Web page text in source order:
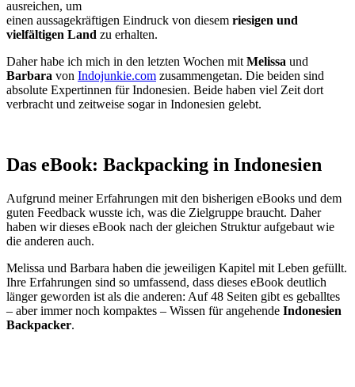
ausreichen, um
einen aussagekräftigen Eindruck von diesem riesigen und
vielfältigen Land zu erhalten.
Daher habe ich mich in den letzten Wochen mit Melissa und
Barbara von Indojunkie.com zusammengetan. Die beiden sind
absolute Expertinnen für Indonesien. Beide haben viel Zeit dort
verbracht und zeitweise sogar in Indonesien gelebt.
Das eBook: Backpacking in Indonesien
Aufgrund meiner Erfahrungen mit den bisherigen eBooks und dem
guten Feedback wusste ich, was die Zielgruppe braucht. Daher
haben wir dieses eBook nach der gleichen Struktur aufgebaut wie
die anderen auch.
Melissa und Barbara haben die jeweiligen Kapitel mit Leben gefüllt.
Ihre Erfahrungen sind so umfassend, dass dieses eBook deutlich
länger geworden ist als die anderen: Auf 48 Seiten gibt es geballtes
– aber immer noch kompaktes – Wissen für angehende Indonesien
Backpacker.